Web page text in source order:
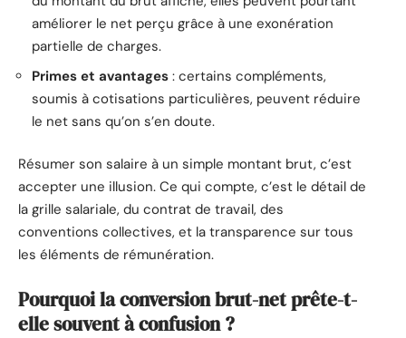
améliorer le net perçu grâce à une exonération
partielle de charges.
Primes et avantages : certains compléments,
soumis à cotisations particulières, peuvent réduire
le net sans qu’on s’en doute.
Résumer son salaire à un simple montant brut, c’est
accepter une illusion. Ce qui compte, c’est le détail de
la grille salariale, du contrat de travail, des
conventions collectives, et la transparence sur tous
les éléments de rémunération.
Pourquoi la conversion brut-net prête-t-
elle souvent à confusion ?